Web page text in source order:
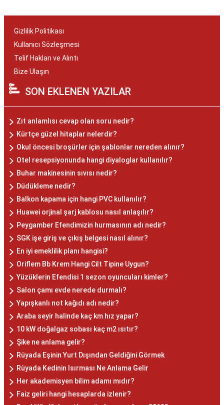
Gizlilik Politikası
Kullanıcı Sözleşmesi
Telif Hakları ve Alıntı
Bize Ulaşın
SON EKLENEN YAZILAR
Zıt anlamlısı cevap olan soru nedir?
Kürtçe güzel hitaplar nelerdir?
Okul öncesi broşürler için şablonlar nereden alınır?
Otel resepsiyonunda hangi diyaloglar kullanılır?
Buhar makinesinin sıvısı nedir?
Düdükleme nedir?
Balkon kapama için hangi PVC kullanılır?
Huawei orjinal şarj kablosu nasıl anlaşılır?
Peygamber Efendimizin hurmasının adı nedir?
SGK işe giriş ve çıkış belgesi nasıl alınır?
En iyi emeklilik planı hangisi?
Oriflem Bb Krem Hangi Cilt Tipine Uygun?
Yüzüklerin Efendisi 1 sezon oyuncuları kimler?
Salon çamı evde nerede durmalı?
Yapışkanlı not kağıdı adı nedir?
Araba seyir halinde kaç km hız yapar?
10 kW doğalgaz sobası kaç m2 ısıtır?
Şike ne anlama gelir?
Rüyada Eşinin Yurt Dışından Geldiğini Görmek
Rüyada Kedinin Isırması Ne Anlama Gelir
Her akademisyen bilim adamı mıdır?
Faiz geliri hangi hesaplarda izlenir?